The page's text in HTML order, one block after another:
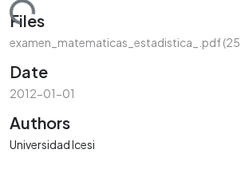
Loading...
Files
examen_matematicas_estadistica_.pdf
Date
2012-01-01
Authors
Universidad Icesi